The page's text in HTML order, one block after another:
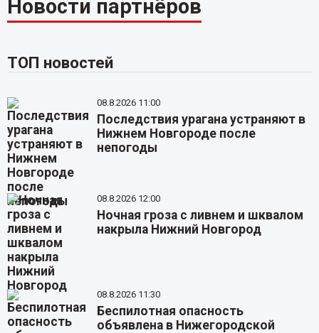
Новости партнёров
ТОП новостей
08.8.2026 11:00
Последствия урагана устраняют в
Нижнем Новгороде после
непогоды
08.8.2026 12:00
Ночная гроза с ливнем и шквалом
накрыла Нижний Новгород
08.8.2026 11:30
Беспилотная опасность
объявлена в Нижегородской